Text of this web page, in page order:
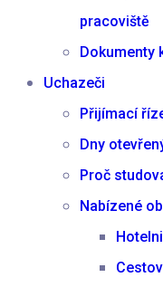
pracoviště
Dokumenty
Uchazeči
Přijímací
Dny
Proč
Nabízené